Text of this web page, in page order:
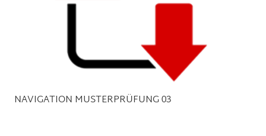
NAVIGATION MUSTERPRÜFUNG 03